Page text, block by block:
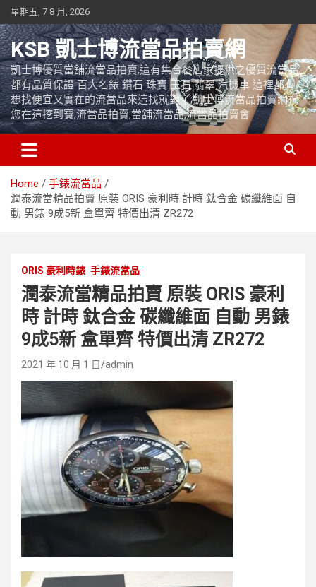
Skip
to
content
星期五, 7 8 月, 2026
KSB 凱士博流當品拍賣網
凱士博優質當舖流當品拍賣,這有集合各店家提供之優質流當品,
都有品質保證 百大名錶 鑽石 珠寶 玉石 翡翠 汽機車 這裡都有
想找便宜又實在的流當品來這找就對了,凱士博流當品拍賣網祝
您在這挖到寶,流當品拍賣,當舖流當品,流當品拍賣會
Home
手錶流當品
潤泰流當精品拍賣 原裝 ORIS 豪利時 計時 鈦合金 碳纖維面 自
動 男錶 9成5新 盒單齊 特價出清 ZR272
ORIS 豪利時錶 手錶流當品
潤泰流當精品拍賣 原裝 ORIS 豪利
時 計時 鈦合金 碳纖維面 自動 男錶
9成5新 盒單齊 特價出清 ZR272
2021 年 10 月 1 日 admin